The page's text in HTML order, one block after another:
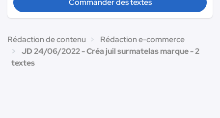
Commander des textes
Rédaction de contenu
Rédaction e-commerce
JD 24/06/2022 - Créa juil surmatelas marque - 2
textes